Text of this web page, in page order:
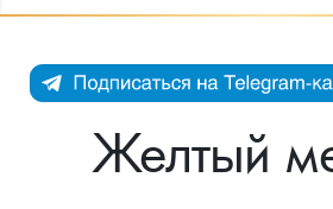
Каталог
Каталог Монет
Монеты Россия и СССР
Памятные и старинные монеты
Инфо
Подлинность монет
Желтый